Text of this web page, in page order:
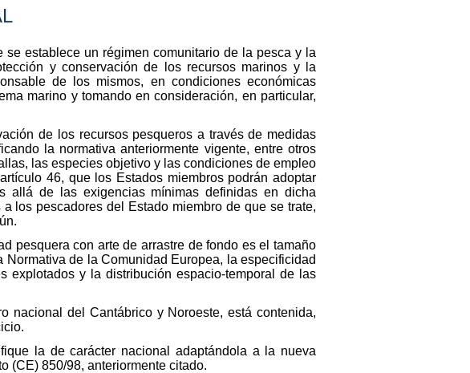
establece un régimen comunitario de la pesca y la
y conservación de los recursos marinos y la
de los mismos, en condiciones económicas
marino y tomando en consideración, en particular,
de los recursos pesqueros a través de medidas
la normativa anteriormente vigente, entre otros
las especies objetivo y las condiciones de empleo
46, que los Estados miembros podrán adoptar
allá de las exigencias mínimas definidas en dicha
los pescadores del Estado miembro de que se trate,
pesquera con arte de arrastre de fondo es el tamaño
de la Comunidad Europea, la especificidad
explotados y la distribución espacio-temporal de las
nacional del Cantábrico y Noroeste, está contenida,
la de carácter nacional adaptándola a la nueva
(CE) 850/98, anteriormente citado.